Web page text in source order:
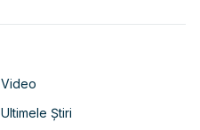
Video
Ultimele Știri